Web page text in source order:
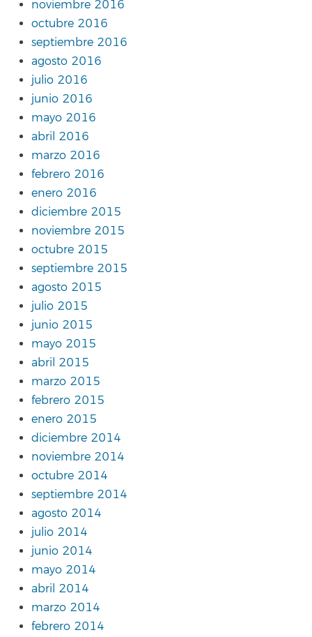
noviembre 2016
octubre 2016
septiembre 2016
agosto 2016
julio 2016
junio 2016
mayo 2016
abril 2016
marzo 2016
febrero 2016
enero 2016
diciembre 2015
noviembre 2015
octubre 2015
septiembre 2015
agosto 2015
julio 2015
junio 2015
mayo 2015
abril 2015
marzo 2015
febrero 2015
enero 2015
diciembre 2014
noviembre 2014
octubre 2014
septiembre 2014
agosto 2014
julio 2014
junio 2014
mayo 2014
abril 2014
marzo 2014
febrero 2014